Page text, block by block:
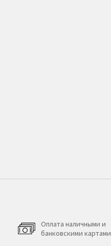
Оплата наличными и
банковскими картами